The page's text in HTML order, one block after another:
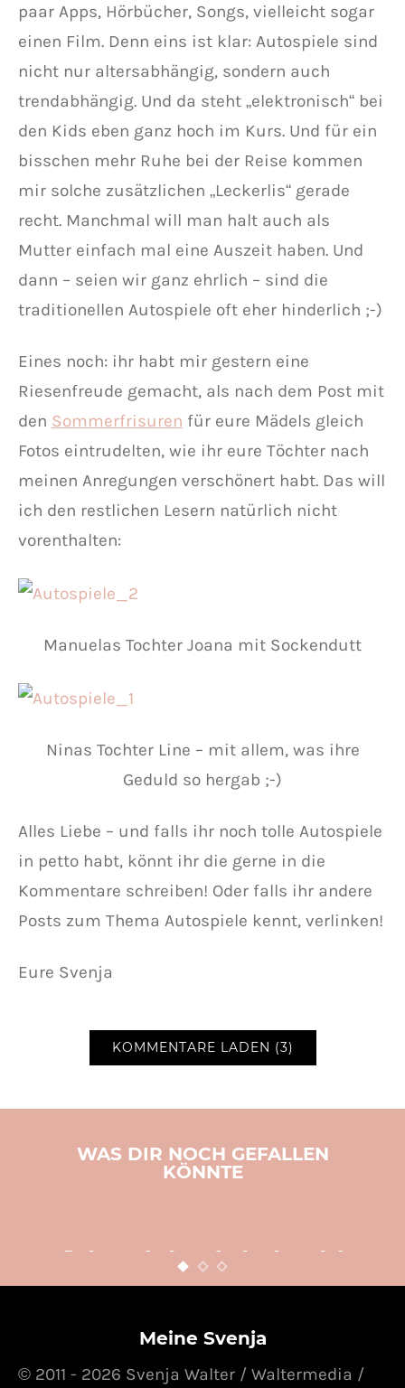
paar Apps, Hörbücher, Songs, vielleicht sogar
einen Film. Denn eins ist klar: Autospiele sind
nicht nur altersabhängig, sondern auch
trendabhängig. Und da steht „elektronisch“ bei
den Kids eben ganz hoch im Kurs. Und für ein
bisschen mehr Ruhe bei der Reise kommen
mir solche zusätzlichen „Leckerlis“ gerade
recht. Manchmal will man halt auch als
Mutter einfach mal eine Auszeit haben. Und
dann – seien wir ganz ehrlich – sind die
traditionellen Autospiele oft eher hinderlich ;-)
Eines noch: ihr habt mir gestern eine
Riesenfreude gemacht, als nach dem Post mit
den Sommerfrisuren für eure Mädels gleich
Fotos eintrudelten, wie ihr eure Töchter nach
meinen Anregungen verschönert habt. Das will
ich den restlichen Lesern natürlich nicht
vorenthalten:
Manuelas Tochter Joana mit Sockendutt
Ninas Tochter Line – mit allem, was ihre
Geduld so hergab ;-)
Alles Liebe – und falls ihr noch tolle Autospiele
in petto habt, könnt ihr die gerne in die
Kommentare schreiben! Oder falls ihr andere
Posts zum Thema Autospiele kennt, verlinken!
Eure Svenja
KOMMENTARE LADEN (3)
WAS DIR NOCH GEFALLEN
KÖNNTE
Adventsbasteln leicht
gemacht
Meine Svenja
© 2011 - 2026 Svenja Walter / Waltermedia /